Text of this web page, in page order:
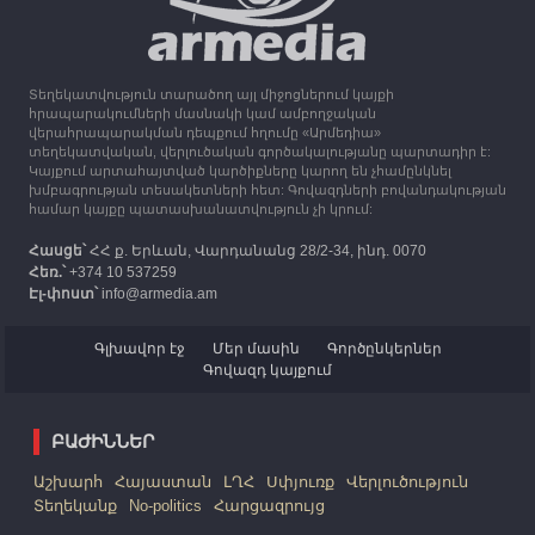
Միացյալ Թագավորությունը 1 միլիոն ֆունտ
ստեռլինգ կհատկացնի՝ աջակցելու Լեռնային
Ղարաբաղից բռնի տեղահանվածներին
12:25 30.09.2023
Հայաստան է ժամանել բռնի տեղահանված 100
հազար 417 արցախցի
Տեղեկատվություն տարածող այլ միջոցներում կայքի
հրապարակումների մասնակի կամ ամբողջական
վերահրապարակման դեպքում հղումը «Արմեդիա»
տեղեկատվական, վերլուծական գործակալությանը պարտադիր է:
Կայքում արտահայտված կարծիքները կարող են չհամընկնել
խմբագրության տեսակետների հետ: Գովազդների բովանդակության
համար կայքը պատասխանատվություն չի կրում:
Հասցե՝ՀՀ ք. Երևան, Վարդանանց 28/2-34, ինդ. 0070
Հեռ.՝+374 10 537259
Էլ-փոստ՝info@armedia.am
Գլխավոր էջ Մեր մասին
Գործընկերներ
Գովազդ կայքում
ԲԱԺԻՆՆԵՐ
Աշխարհ Հայաստան ԼՂՀ Սփյուռք
Վերլուծություն
Տեղեկանք
No-politics Հարցազրույց